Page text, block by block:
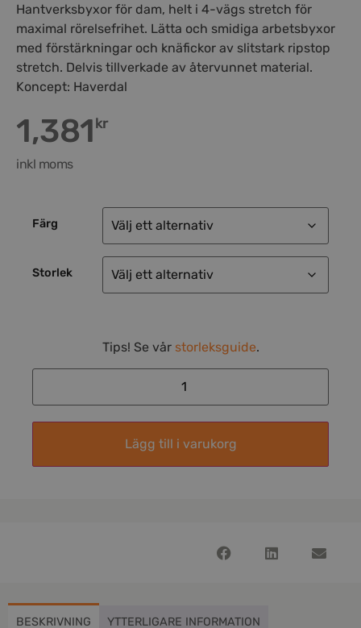
Hantverksbyxor för dam, helt i 4-vägs stretch för
maximal rörelsefrihet. Lätta och smidiga arbetsbyxor
med förstärkningar och knäfickor av slitstark ripstop
stretch. Delvis tillverkade av återvunnet material.
Koncept: Haverdal
1,381kr
inkl moms
Färg
Storlek
Tips! Se vår storleksguide.
Lägg till i varukorg
BESKRIVNING YTTERLIGARE INFORMATION